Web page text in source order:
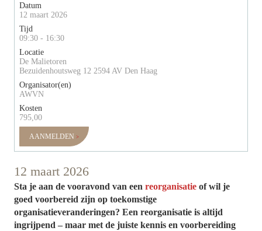
Datum
12 maart 2026
Tijd
09:30 - 16:30
Locatie
De Malietoren
Bezuidenhoutsweg 12 2594 AV Den Haag
Organisator(en)
AWVN
Kosten
795,00
AANMELDEN
12 maart 2026
Sta je aan de vooravond van eenreorganisatie of wil je
goed voorbereid zijn op toekomstige
organisatieveranderingen? Een reorganisatie is altijd
ingrijpend – maar met de juiste kennis en voorbereiding